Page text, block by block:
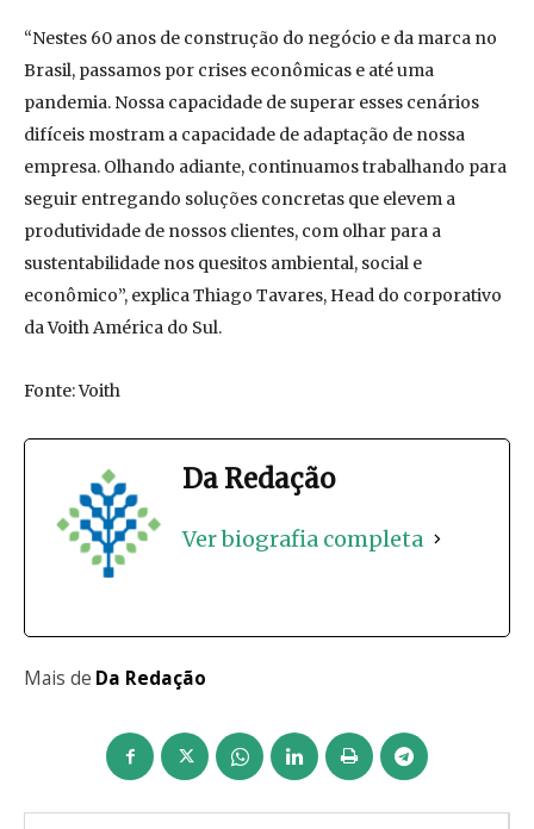
“Nestes 60 anos de construção do negócio e da marca no
Brasil, passamos por crises econômicas e até uma
pandemia. Nossa capacidade de superar esses cenários
difíceis mostram a capacidade de adaptação de nossa
empresa. Olhando adiante, continuamos trabalhando para
seguir entregando soluções concretas que elevem a
produtividade de nossos clientes, com olhar para a
sustentabilidade nos quesitos ambiental, social e
econômico”, explica Thiago Tavares, Head do corporativo
da Voith América do Sul.
Fonte: Voith
Da Redação
Ver biografia completa
Mais de Da Redação